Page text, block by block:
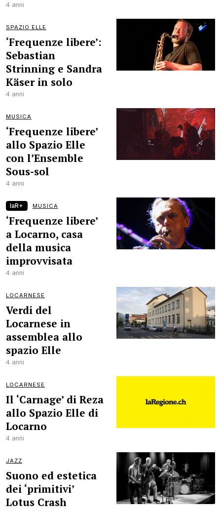
4 anni
SPAZIO ELLE
‘Frequenze libere’:
Sebastian
Strinning e Sandra
Käser in solo
4 anni
MUSICA
‘Frequenze libere’
allo Spazio Elle
con l’Ensemble
Sous-sol
4 anni
laR+ MUSICA
‘Frequenze libere’
a Locarno, casa
della musica
improvvisata
4 anni
LOCARNESE
Verdi del
Locarnese in
assemblea allo
spazio Elle
4 anni
LOCARNESE
Il ‘Carnage’ di Reza
allo Spazio Elle di
Locarno
4 anni
JAZZ
Suono ed estetica
dei ‘primitivi’
Lotus Crash